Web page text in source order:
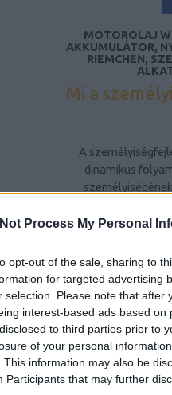
Process My Personal
opt-out of the sale, sharing to
for targeted advertising
selection. Please note that
interest-based ads based
to third parties prior to
of your personal
This information may also be
Participants that may further
MOTOROLAJ
AKKUMULÁTOR,
RIEMCHEN,
Mi a
A
dinamikus
irányul. Ez a
hanem a
javítását is. A
hogy az egyén
pozitív módon
hatékonyabban
kihívásokat
A